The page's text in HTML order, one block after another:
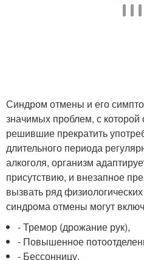
Синдром отмены и его
значимых проблем, с которой
решившие прекратить
длительного периода
алкоголя, организм
присутствию, и внезапное
вызвать ряд
синдрома отмены могут
- Тремор (дрожание рук),
- Повышенное
- Бессонницу,